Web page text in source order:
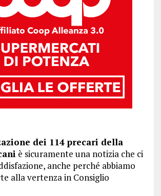
dei 114 precari della
è sicuramente una notizia che ci
anche perché abbiamo
alla vertenza in Consiglio